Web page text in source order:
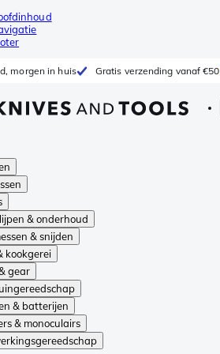
morgen in huis Gratis verzending vanaf €50
& onderhoud
& snijden
kookgerei
gear
& batterijen
& monoculairs